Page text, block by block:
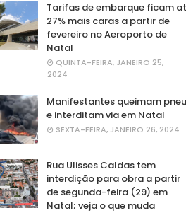
Tarifas de embarque ficam
27% mais caras a partir de
fevereiro no Aeroporto de
Natal
QUINTA-FEIRA, JANEIRO 25,
2024
Manifestantes queimam
e interditam via em Natal
SEXTA-FEIRA, JANEIRO 26, 2024
Rua Ulisses Caldas tem
interdição para obra a partir
de segunda-feira (29) em
Natal; veja o que muda